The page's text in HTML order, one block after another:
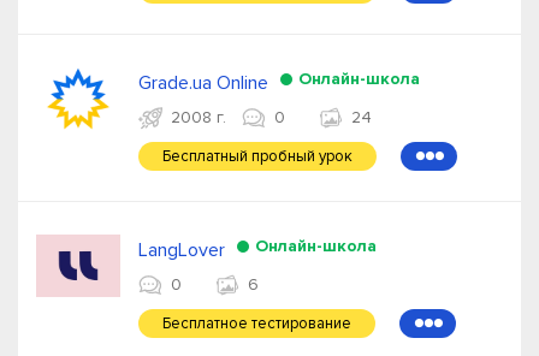
Grade.ua Online
Онлайн-школа
2008 г.
0 24
Бесплатный пробный урок ●●●
LangLover
Онлайн-школа
0
6
Бесплатное тестирование ●●●